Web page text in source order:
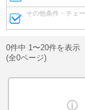
その他条件・チェ
0件中 1〜20件を表示
(全0ページ)